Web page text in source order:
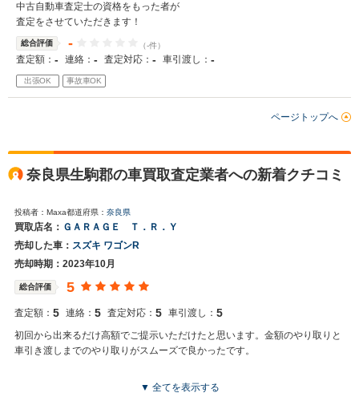
中古自動車査定士の資格をもった者が
査定をさせていただきます！
総合評価 - （-件）
査定額： - 連絡： - 査定対応： - 車引渡し： -
出張OK 事故車OK
ページトップへ
奈良県生駒郡の車買取査定業者への新着クチコミ
投稿者：Maxa都道府県： 奈良県
買取店名： ＧＡＲＡＧＥ Ｔ．Ｒ．Ｙ
売却した車： スズキ ワゴンR
売却時期：2023年10月
総合評価 5
査定額： 5 連絡： 5 査定対応： 5 車引渡し： 5
初回から出来るだけ高額でご提示いただけたと思います。金額のやり取りと
車引き渡しまでのやり取りがスムーズで良かったです。
▼ 全てを表示する